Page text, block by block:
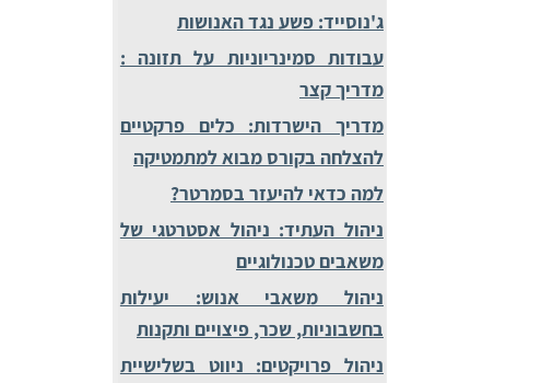
ג'נוסייד: פשע נגד האנושות
עבודות סמינריוניות על תזונה :
מדריך קצר
מדריך הישרדות: כלים פרקטיים
להצלחה בקורס מבוא למתמטיקה
למה כדאי להיעזר בסמרטר?
ניהול העתיד: ניהול אסטרטגי של
משאבים טכנולוגיים
ניהול משאבי אנוש: יעילות
בחשבוניות, שכר, פיצויים ותקנות
ניהול פרויקטים: ניווט בשלישיית